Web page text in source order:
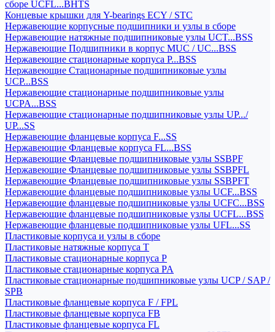
сборе UCFL...BHTS
Концевые крышки для Y-bearings ECY / STC
Нержавеющие корпусные подшипники и узлы в сборе
Нержавеющие натяжные подшипниковые узлы UCT...BSS
Нержавеющие Подшипники в корпус MUC / UC...BSS
Нержавеющие стационарные корпуса P...BSS
Нержавеющие Стационарные подшипниковые узлы
UCP...BSS
Нержавеющие стационарные подшипниковые узлы
UCPA...BSS
Нержавеющие стационарные подшипниковые узлы UP.../
UP...SS
Нержавеющие фланцевые корпуса F...SS
Нержавеющие Фланцевые корпуса FL...BSS
Нержавеющие Фланцевые подшипниковые узлы SSBPF
Нержавеющие Фланцевые подшипниковые узлы SSBPFL
Нержавеющие Фланцевые подшипниковые узлы SSBPFT
Нержавеющие фланцевые подшипниковые узлы UCF...BSS
Нержавеющие фланцевые подшипниковые узлы UCFC...BSS
Нержавеющие фланцевые подшипниковые узлы UCFL...BSS
Нержавеющие фланцевые подшипниковые узлы UFL...SS
Пластиковые корпуса и узлы в сборе
Пластиковые натяжные корпуса T
Пластиковые стационарные корпуса P
Пластиковые стационарные корпуса PA
Пластиковые стационарные подшипниковые узлы UCP / SAP /
SPB
Пластиковые фланцевые корпуса F / FPL
Пластиковые фланцевые корпуса FB
Пластиковые фланцевые корпуса FL